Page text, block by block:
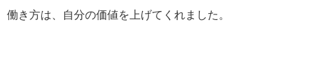
働き方は、自分の価値を上げてくれました。